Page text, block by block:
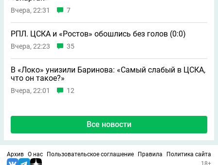
Вчера, 22:31 7
РПЛ. ЦСКА и «Ростов» обошлись без голов (0:0)
Вчера, 22:23 35
В «Локо» унизили Баринова: «Самый слабый в ЦСКА,
что он такое?»
Вчера, 22:01 12
Все новости
Архив О нас Пользовательское соглашение Правила
Политика сайта
18+